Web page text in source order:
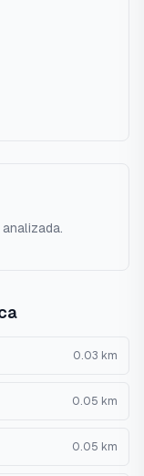
0.03 km
0.05 km
0.05 km